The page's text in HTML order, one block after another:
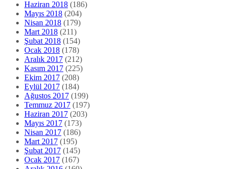
Haziran 2018 (186)
Mayıs 2018 (204)
Nisan 2018 (179)
Mart 2018 (211)
Şubat 2018 (154)
Ocak 2018 (178)
Aralık 2017 (212)
Kasım 2017 (225)
Ekim 2017 (208)
Eylül 2017 (184)
Ağustos 2017 (199)
Temmuz 2017 (197)
Haziran 2017 (203)
Mayıs 2017 (173)
Nisan 2017 (186)
Mart 2017 (195)
Şubat 2017 (145)
Ocak 2017 (167)